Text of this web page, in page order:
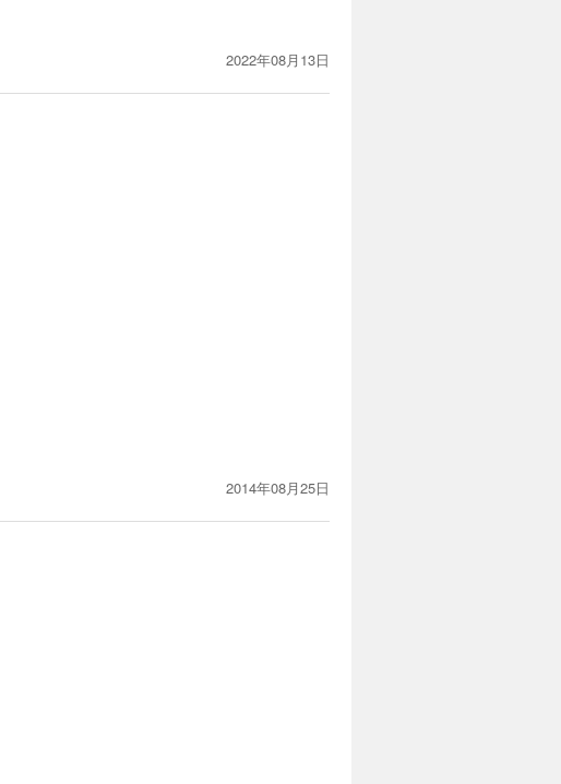
してはどこかが壊れていく部分があるも
2022年08月13日
の姿を見ると、まさに人生を楽しんでい
2014年08月25日